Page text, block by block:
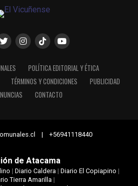
POLÍTICA EDITORIAL Y ÉTICA
TÉRMINOS Y CONDICIONES
PUBLICIDAD
CONTACTO
| +56941118440
de Atacama
| Diario Caldera| Diario El Copiapino |
Tierra Amarilla|